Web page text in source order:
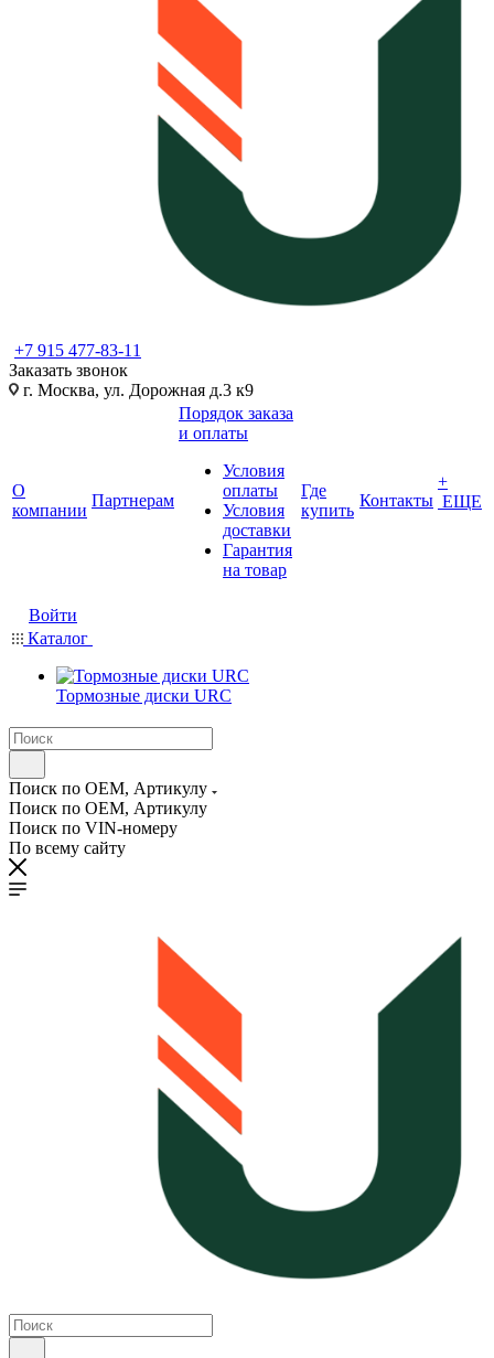
+7 915 477-83-11
Заказать звонок
г. Москва, ул. Дорожная д.3 к9
О
компании
Партнерам
Порядок заказа
и оплаты
Условия
оплаты
Условия
доставки
Гарантия
на товар
Где
купить
Контакты
+
ЕЩЕ
Войти
Каталог
Тормозные диски URC
Поиск по OEM, Артикулу
Поиск по OEM, Артикулу
Поиск по VIN-номеру
По всему сайту